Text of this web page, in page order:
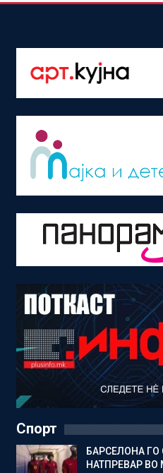
Спорт
БАРСЕЛОНА
НАТПРЕВАР